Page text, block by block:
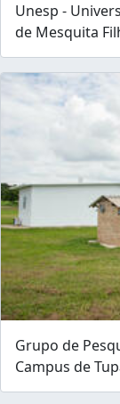
Unesp -
de Mesquita
Grupo de
Campus de